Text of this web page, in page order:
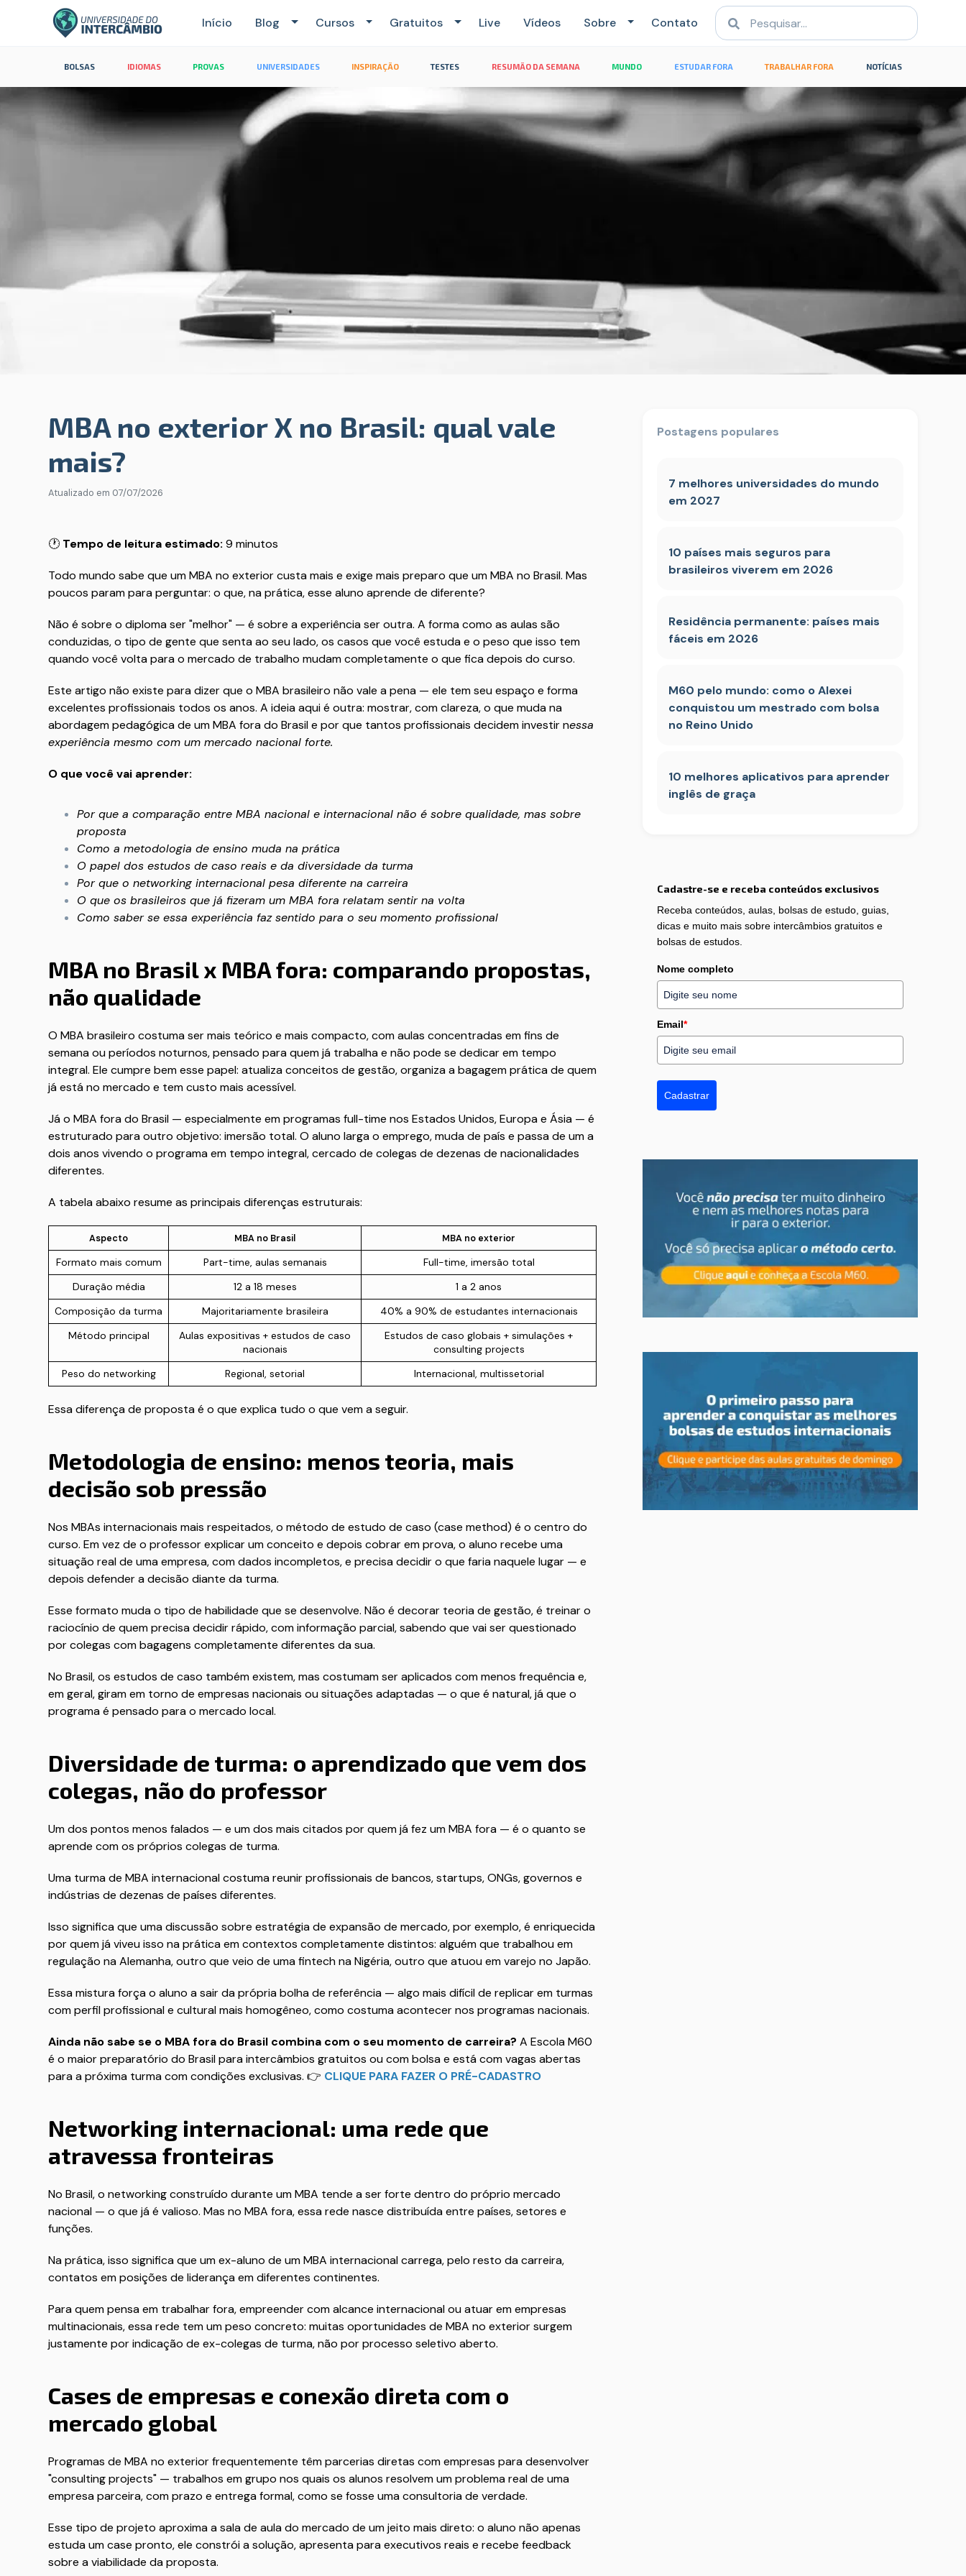
Início Blog Cursos Gratuitos Live Vídeos Sobre Contato
BOLSAS IDIOMAS PROVAS UNIVERSIDADES INSPIRAÇÃO TESTES RESUMÃO DA SEMANA MUNDO ESTUDAR FORA TRABALHAR FORA NOTÍCIAS
MBA no exterior X no Brasil: qual vale
mais?
Atualizado em 07/07/2026
🕐 Tempo de leitura estimado: 9 minutos
Todo mundo sabe que um MBA no exterior custa mais e exige mais preparo que um MBA no Brasil. Mas
poucos param para perguntar: o que, na prática, esse aluno aprende de diferente?
Não é sobre o diploma ser "melhor" — é sobre a experiência ser outra. A forma como as aulas são
conduzidas, o tipo de gente que senta ao seu lado, os casos que você estuda e o peso que isso tem
quando você volta para o mercado de trabalho mudam completamente o que fica depois do curso.
Este artigo não existe para dizer que o MBA brasileiro não vale a pena — ele tem seu espaço e forma
excelentes profissionais todos os anos. A ideia aqui é outra: mostrar, com clareza, o que muda na
abordagem pedagógica de um MBA fora do Brasil e por que tantos profissionais decidem investir nessa
experiência mesmo com um mercado nacional forte.
O que você vai aprender:
Por que a comparação entre MBA nacional e internacional não é sobre qualidade, mas sobre
proposta
Como a metodologia de ensino muda na prática
O papel dos estudos de caso reais e da diversidade da turma
Por que o networking internacional pesa diferente na carreira
O que os brasileiros que já fizeram um MBA fora relatam sentir na volta
Como saber se essa experiência faz sentido para o seu momento profissional
MBA no Brasil x MBA fora: comparando propostas,
não qualidade
O MBA brasileiro costuma ser mais teórico e mais compacto, com aulas concentradas em fins de
semana ou períodos noturnos, pensado para quem já trabalha e não pode se dedicar em tempo
integral. Ele cumpre bem esse papel: atualiza conceitos de gestão, organiza a bagagem prática de quem
já está no mercado e tem custo mais acessível.
Já o MBA fora do Brasil — especialmente em programas full-time nos Estados Unidos, Europa e Ásia — é
estruturado para outro objetivo: imersão total. O aluno larga o emprego, muda de país e passa de um a
dois anos vivendo o programa em tempo integral, cercado de colegas de dezenas de nacionalidades
diferentes.
A tabela abaixo resume as principais diferenças estruturais:
Aspecto MBA no Brasil MBA no exterior
Formato mais comum Part-time, aulas semanais
Full-time, imersão total
Duração média
12 a 18 meses
1 a 2 anos
Composição da turma
Majoritariamente brasileira
40% a 90% de estudantes internacionais
Método principal
Aulas expositivas + estudos de caso
nacionais
Estudos de caso globais + simulações +
consulting projects
Peso do networking
Regional, setorial Internacional, multissetorial
Essa diferença de proposta é o que explica tudo o que vem a seguir.
Metodologia de ensino: menos teoria, mais
decisão sob pressão
Nos MBAs internacionais mais respeitados, o método de estudo de caso (case method) é o centro do
curso. Em vez de o professor explicar um conceito e depois cobrar em prova, o aluno recebe uma
situação real de uma empresa, com dados incompletos, e precisa decidir o que faria naquele lugar — e
depois defender a decisão diante da turma.
Esse formato muda o tipo de habilidade que se desenvolve. Não é decorar teoria de gestão, é treinar o
raciocínio de quem precisa decidir rápido, com informação parcial, sabendo que vai ser questionado
por colegas com bagagens completamente diferentes da sua.
No Brasil, os estudos de caso também existem, mas costumam ser aplicados com menos frequência e,
em geral, giram em torno de empresas nacionais ou situações adaptadas — o que é natural, já que o
programa é pensado para o mercado local.
Diversidade de turma: o aprendizado que vem dos
colegas, não do professor
Um dos pontos menos falados — e um dos mais citados por quem já fez um MBA fora — é o quanto se
aprende com os próprios colegas de turma.
Uma turma de MBA internacional costuma reunir profissionais de bancos, startups, ONGs, governos e
indústrias de dezenas de países diferentes.
Isso significa que uma discussão sobre estratégia de expansão de mercado, por exemplo, é enriquecida
por quem já viveu isso na prática em contextos completamente distintos: alguém que trabalhou em
regulação na Alemanha, outro que veio de uma fintech na Nigéria, outro que atuou em varejo no Japão.
Essa mistura força o aluno a sair da própria bolha de referência — algo mais difícil de replicar em turmas
com perfil profissional e cultural mais homogêneo, como costuma acontecer nos programas nacionais.
Ainda não sabe se o MBA fora do Brasil combina com o seu momento de carreira? A Escola M60
é o maior preparatório do Brasil para intercâmbios gratuitos ou com bolsa e está com vagas abertas
para a próxima turma com condições exclusivas. 👉 CLIQUE PARA FAZER O PRÉ-CADASTRO
Networking internacional: uma rede que
atravessa fronteiras
No Brasil, o networking construído durante um MBA tende a ser forte dentro do próprio mercado
nacional — o que já é valioso. Mas no MBA fora, essa rede nasce distribuída entre países, setores e
funções.
Na prática, isso significa que um ex-aluno de um MBA internacional carrega, pelo resto da carreira,
contatos em posições de liderança em diferentes continentes.
Para quem pensa em trabalhar fora, empreender com alcance internacional ou atuar em empresas
multinacionais, essa rede tem um peso concreto: muitas oportunidades de MBA no exterior surgem
justamente por indicação de ex-colegas de turma, não por processo seletivo aberto.
Cases de empresas e conexão direta com o
mercado global
Programas de MBA no exterior frequentemente têm parcerias diretas com empresas para desenvolver
"consulting projects" — trabalhos em grupo nos quais os alunos resolvem um problema real de uma
empresa parceira, com prazo e entrega formal, como se fosse uma consultoria de verdade.
Esse tipo de projeto aproxima a sala de aula do mercado de um jeito mais direto: o aluno não apenas
estuda um case pronto, ele constrói a solução, apresenta para executivos reais e recebe feedback
sobre a viabilidade da proposta.
Postagens populares
7 melhores universidades do mundo
em 2027
10 países mais seguros para
brasileiros viverem em 2026
Residência permanente: países mais
fáceis em 2026
M60 pelo mundo: como o Alexei
conquistou um mestrado com bolsa
no Reino Unido
10 melhores aplicativos para aprender
inglês de graça
Cadastre-se e receba conteúdos exclusivos
Receba conteúdos, aulas, bolsas de estudo, guias,
dicas e muito mais sobre intercâmbios gratuitos e
bolsas de estudos.
Nome completo
Email*
Cadastrar